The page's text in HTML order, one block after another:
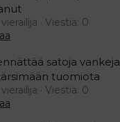
vierailija
Viestiä: 0
satoja vankeja
tuomiota
vierailija
Viestiä: 0